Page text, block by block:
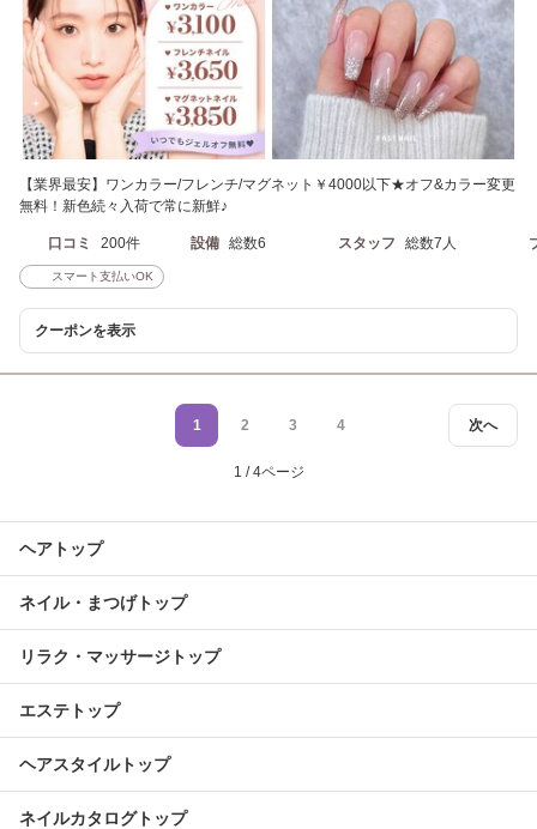
【業界最安】ワンカラー/フレンチ/マグネット￥4000以下★オフ&カラー変更
無料！新色続々入荷で常に新鮮♪
口コミ 200件 設備 総数6 スタッフ 総数7人
スマート支払いOK
クーポンを表示
次へ
1 2 3 4
1 / 4ページ
ヘアトップ
ネイル・まつげトップ
リラク・マッサージトップ
エステトップ
ヘアスタイルトップ
ネイルカタログトップ